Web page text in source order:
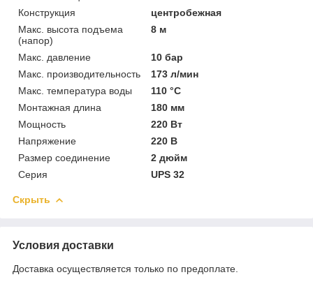
Конструкция
центробежная
Макс. высота подъема
(напор)
8 м
Макс. давление
10 бар
Макс. производительность
173 л/мин
Макс. температура воды
110 °C
Монтажная длина
180 мм
Мощность
220 Вт
Напряжение
220 В
Размер соединение
2 дюйм
Серия
UPS 32
Скрыть
Условия доставки
Доставка осуществляется только по предоплате.